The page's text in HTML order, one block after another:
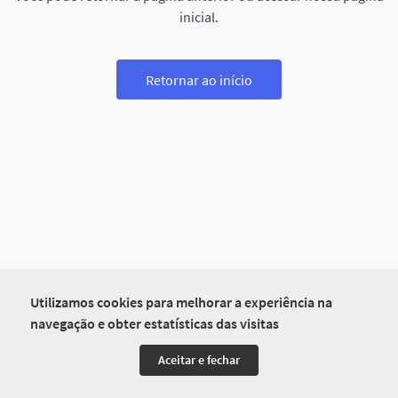
Utilizamos cookies para melhorar a experiência na
navegação e obter estatísticas das visitas
Aceitar e fechar
inicial.
Retornar ao início